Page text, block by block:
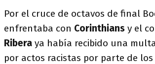
Por el cruce de octavos de final
enfrentaba con Corinthians y el
Ribera ya había recibido una
por actos racistas por parte de